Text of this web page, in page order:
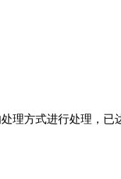
理方式进行处理，